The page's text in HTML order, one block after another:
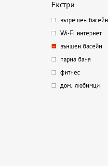
Екстри
вътрешен басейн
Wi-Fi интернет
външен басейн
парна баня
фитнес
дом. любимци